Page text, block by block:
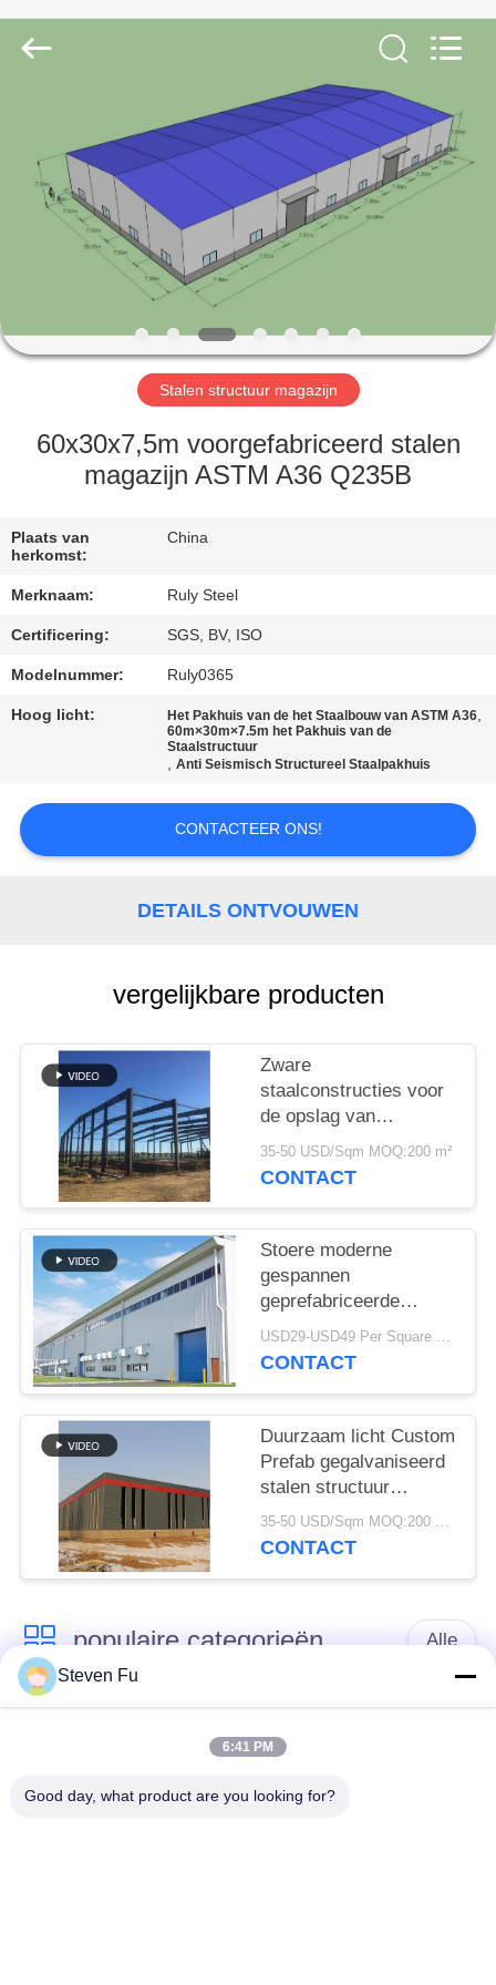
PRODUCTEN
VIDEOS
VR-
SHOW
ONGEVEER
FABRIEKSREIS
KWALITEITSCONTROLE
CONTACTEER
ONS
FOUTENOPLOSSING
SITEMAP
PRIVACY
POLICY
Engineering
Co.,Ltd.
Stalen structuur magazijn
60x30x7,5m voorgefabriceerd stalen
magazijn ASTM A36 Q235B
Plaats van
herkomst:
China
Merknaam: Ruly Steel
Certificering: SGS, BV, ISO
Modelnummer: Ruly0365
Hoog licht: Het Pakhuis van de het Staalbouw van ASTM A36,
60m×30m×7.5m het Pakhuis van de
Staalstructuur
,Anti Seismisch Structureel Staalpakhuis
CONTACTEER ONS!
DETAILS ONTVOUWEN
vergelijkbare producten
Zware
staalconstructies voor
de opslag van
cementfabrieken
35-50 USD/Sqm MOQ:200 m²
CONTACT
Stoere moderne
gespannen
geprefabriceerde
industriële
staalstructuur
USD29-USD49 Per Square Meter MOQ:200 vierkante meter
CONTACT
Duurzaam licht Custom
Prefab gegalvaniseerd
stalen structuur
magazijn voor opslag 35-50 USD/Sqm MOQ:200 vierkante meter
CONTACT
populaire categorieën Alle
stalen structuur
De Workshop van de
staalstructuur
de bouw van de
De vervaardiging van
Steven Fu
6:41 PM
Good day, what product are you looking for?